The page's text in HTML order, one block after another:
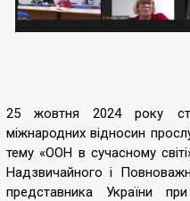
25 жовтня 2024 року
міжнародних відносин
тему «ООН в сучасному
Надзвичайного і
представника України